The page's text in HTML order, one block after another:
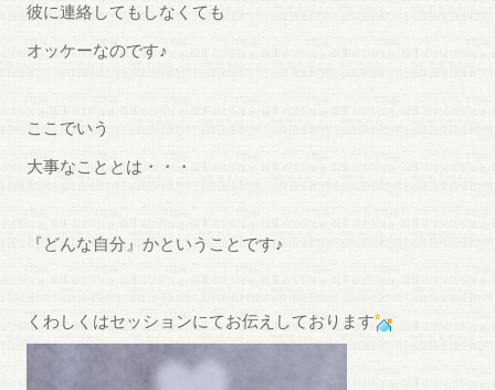
彼に連絡してもしなくても
オッケーなのです♪
ここでいう
大事なこととは・・・
『どんな自分』かということです♪
くわしくはセッションにてお伝えしております